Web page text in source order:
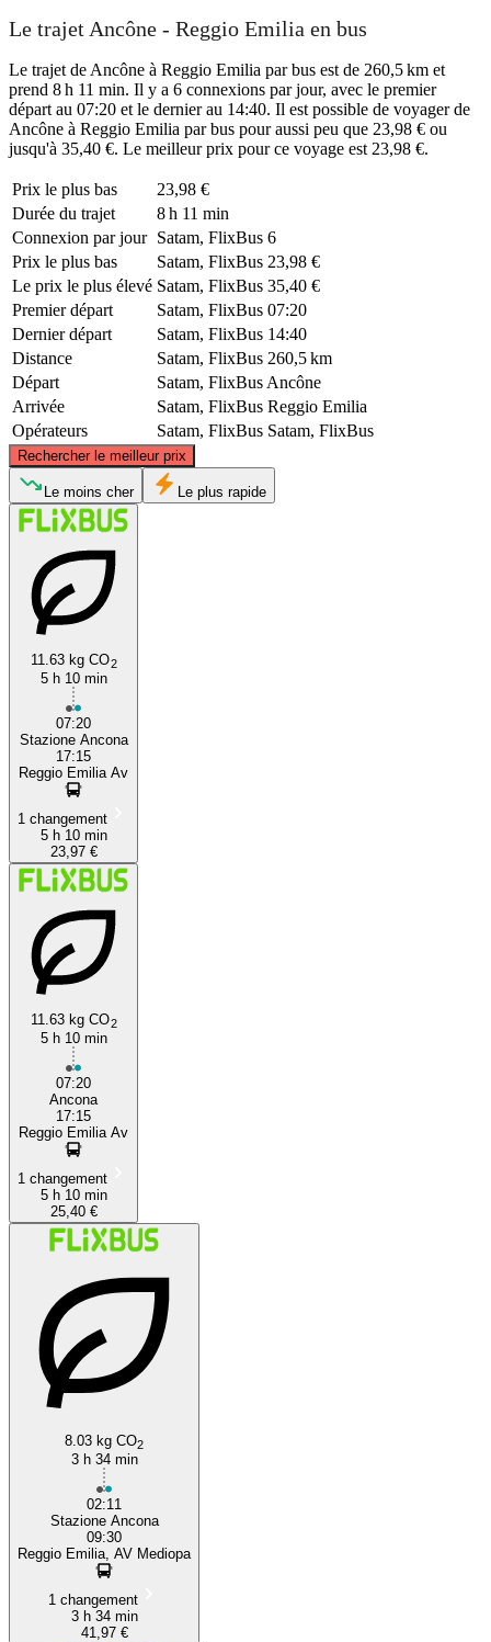
Le trajet Ancône - Reggio Emilia en bus
Le trajet de Ancône à Reggio Emilia par bus est de 260,5 km et
prend 8 h 11 min. Il y a 6 connexions par jour, avec le premier
départ au 07:20 et le dernier au 14:40. Il est possible de voyager de
Ancône à Reggio Emilia par bus pour aussi peu que 23,98 € ou
jusqu'à 35,40 €. Le meilleur prix pour ce voyage est 23,98 €.
Prix ​​le plus bas
23,98 €
Durée du trajet
8 h 11 min
Connexion par jour Satam, FlixBus 6
Prix ​​le plus bas
Satam, FlixBus 23,98 €
Le prix le plus élevé Satam, FlixBus 35,40 €
Premier départ
Satam, FlixBus 07:20
Dernier départ
Satam, FlixBus 14:40
Distance
Satam, FlixBus 260,5 km
Départ
Satam, FlixBus Ancône
Arrivée
Satam, FlixBus Reggio Emilia
Opérateurs
Satam, FlixBus Satam, FlixBus
Rechercher le meilleur prix
Reggio Emilia
©CARTO, © OpenStreetMap
Le moins cher Le plus rapide
11.63 kg CO2
5 h 10 min
07:20
Stazione Ancona
17:15
Reggio Emilia Av
1 changement
5 h 10 min
23,97 €
11.63 kg CO2
5 h 10 min
07:20
Ancona
17:15
Reggio Emilia Av
1 changement
5 h 10 min
25,40 €
8.03 kg CO2
3 h 34 min
02:11
Stazione Ancona
09:30
Reggio Emilia, AV Mediopa
1 changement
3 h 34 min
41,97 €